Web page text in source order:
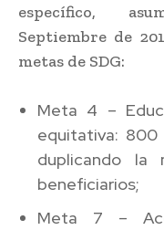
específico,
Septiembre de
metas de SDG:
Meta 4 –
equitativa: 800
duplicando
beneficiarios;
Meta 7 –